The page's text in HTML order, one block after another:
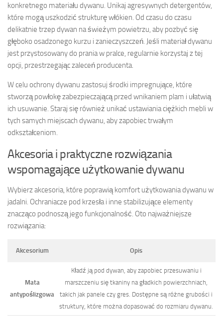
konkretnego materiału dywanu. Unikaj agresywnych detergentów,
które mogą uszkodzić strukturę włókien. Od czasu do czasu
delikatnie trzep dywan na świeżym powietrzu, aby pozbyć się
głęboko osadzonego kurzu i zanieczyszczeń. Jeśli materiał dywanu
jest przystosowany do prania w pralce, regularnie korzystaj z tej
opcji, przestrzegając zaleceń producenta.
W celu ochrony dywanu zastosuj środki impregnujące, które
stworzą powłokę zabezpieczającą przed wnikaniem plam i ułatwią
ich usuwanie. Staraj się również unikać ustawiania ciężkich mebli w
tych samych miejscach dywanu, aby zapobiec trwałym
odkształceniom.
Akcesoria i praktyczne rozwiązania
wspomagające użytkowanie dywanu
Wybierz akcesoria, które poprawią komfort użytkowania dywanu w
jadalni. Ochraniacze pod krzesła i inne stabilizujące elementy
znacząco podnoszą jego funkcjonalność. Oto najważniejsze
rozwiązania:
Akcesorium Opis
Mata
antypoślizgowa
Kładź ją pod dywan, aby zapobiec przesuwaniu i
marszczeniu się tkaniny na gładkich powierzchniach,
takich jak panele czy gres. Dostępne są różne grubości i
struktury, które można dopasować do rozmiaru dywanu.